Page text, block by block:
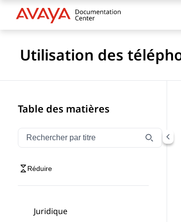
Utilisation des
Table des matières
Filtrer la navigation par titre
Saisissez pour filtrer les éléments de
Réduire
Juridique